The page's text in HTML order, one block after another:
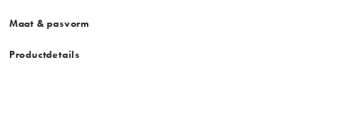
Maat & pasvorm
Productdetails